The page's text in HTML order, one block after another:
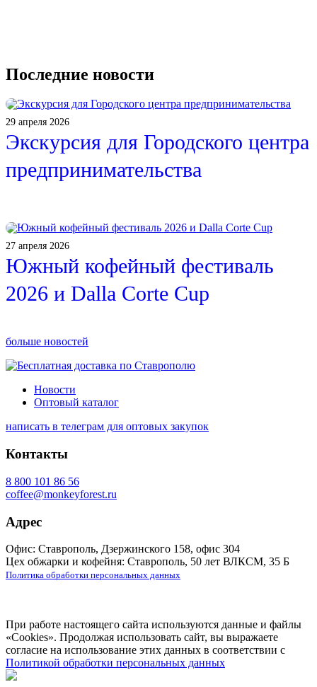
Последние новости
29 апреля 2026
Экскурсия для Городского центра
предпринимательства
27 апреля 2026
Южный кофейный фестиваль
2026 и Dalla Corte Cup
больше новостей
Новости
Оптовый каталог
написать в телеграм для оптовых закупок
Контакты
8 800 101 86 56
coffee@monkeyforest.ru
Адрес
Офис: Ставрополь, Дзержинского 158, офис 304
Цех обжарки и кофейня: Ставрополь, 50 лет ВЛКСМ, 35 Б
Политика обработки персональных данных
При работе настоящего сайта используются данные и файлы
«Cookies». Продолжая использовать сайт, вы выражаете
согласие на использование этих данных в соответствии с
Политикой обработки персональных данных